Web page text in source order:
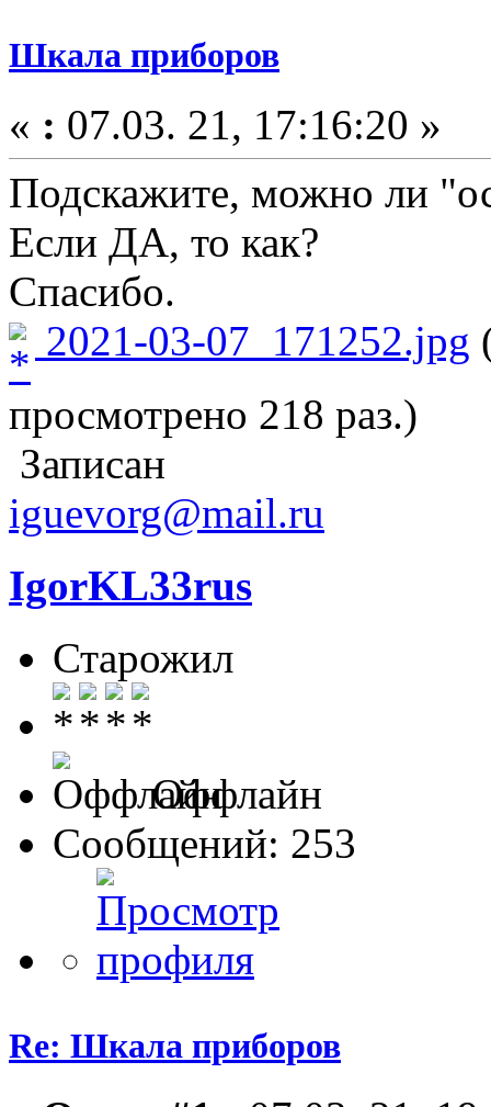
Шкала приборов
« : 07.03. 21, 17:16:20 »
Подскажите, можно ли
Если ДА, то как?
Спасибо.
2021-03-07_171252.jpg
просмотрено 218 раз.)
Записан
iguevorg@mail.ru
IgorKL33rus
Старожил
Оффлайн
Сообщений: 253
Re: Шкала приборов